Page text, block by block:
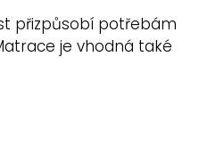
přizpůsobí potřebám
je vhodná také